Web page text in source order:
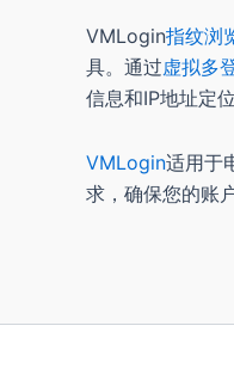
VMLogin指纹浏
具。通过虚拟多
信息和IP地址定
VMLogin适用于
求，确保您的账